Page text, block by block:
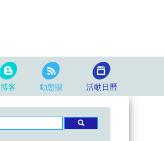
博客 動態牆 活動日曆